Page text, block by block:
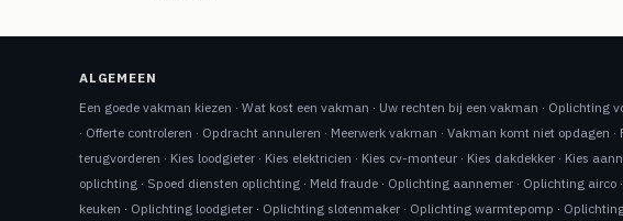
ALGEMEEN
Een goede vakman kiezen · Wat kost een vakman · Uw rechten bij een vakman · Oplichting
· Offerte controleren · Opdracht annuleren · Meerwerk vakman · Vakman komt niet opdagen ·
terugvorderen · Kies loodgieter · Kies elektricien · Kies cv-monteur · Kies dakdekker · Kies
oplichting · Spoed diensten oplichting · Meld fraude · Oplichting aannemer · Oplichting airco ·
keuken · Oplichting loodgieter · Oplichting slotenmaker · Oplichting warmtepomp ·